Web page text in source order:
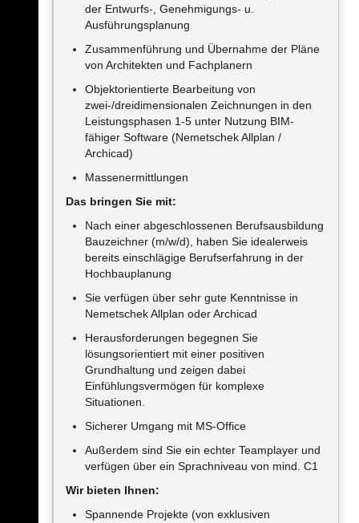
der Entwurfs-, Genehmigungs- u.
Ausführungsplanung
Zusammenführung und Übernahme der Pläne
von Architekten und Fachplanern
Objektorientierte Bearbeitung von
zwei-/dreidimensionalen Zeichnungen in den
Leistungsphasen 1-5 unter Nutzung BIM-
fähiger Software (Nemetschek Allplan /
Archicad)
Massenermittlungen
Das bringen Sie mit:
Nach einer abgeschlossenen Berufsausbildung
Bauzeichner (m/w/d), haben Sie idealerweis
bereits einschlägige Berufserfahrung in der
Hochbauplanung
Sie verfügen über sehr gute Kenntnisse in
Nemetschek Allplan oder Archicad
Herausforderungen begegnen Sie
lösungsorientiert mit einer positiven
Grundhaltung und zeigen dabei
Einfühlungsvermögen für komplexe
Situationen.
Sicherer Umgang mit MS-Office
Außerdem sind Sie ein echter Teamplayer und
verfügen über ein Sprachniveau von mind. C1
Wir bieten Ihnen:
Spannende Projekte (von exklusiven